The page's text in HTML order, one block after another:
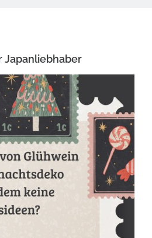
Japanliebhaber